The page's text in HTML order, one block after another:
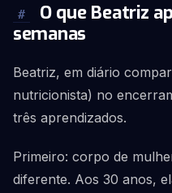
#
O que Beatriz
semanas
Beatriz, em diário
nutricionista) no
três aprendizados.
Primeiro: corpo de
diferente. Aos 30 anos,